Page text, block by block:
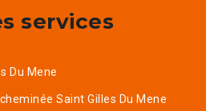
services
Du Mene
Saint Gilles Du Mene